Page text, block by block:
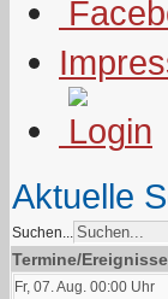
Aktuelle
Suchen...
Termine/Ereignisse
Fr, 07. Aug. 00:00 Uhr